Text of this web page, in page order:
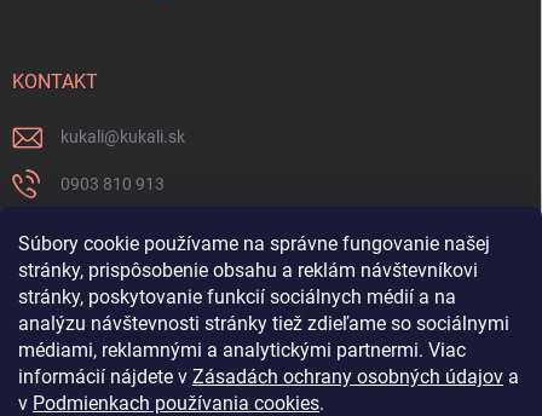
Súbory cookie používame na správne fungovanie našej
stránky, prispôsobenie obsahu a reklám návštevníkovi
stránky, poskytovanie funkcií sociálnych médií a na
analýzu návštevnosti stránky tiež zdieľame so sociálnymi
médiami, reklamnými a analytickými partnermi. Viac
informácií nájdete v Zásadách ochrany osobných údajov a
v Podmienkach používania cookies.
KONTAKT
kukali@kukali.sk
0903 810 913
0903 810 913
Nenechajte si ujsť novinky a sledujte nás na FB
kukalishop